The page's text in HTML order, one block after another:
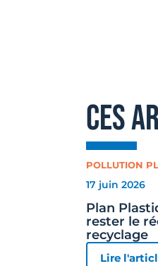
ces
POLLUTION
17 juin 2026
Plan
rester le
recyclage
Lire